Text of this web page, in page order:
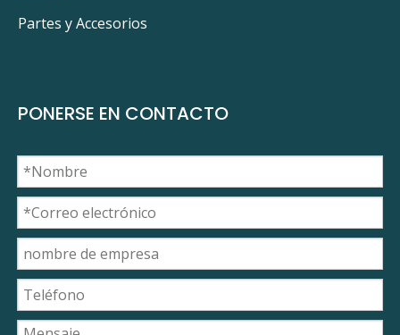
Partes y Accesorios
PONERSE EN CONTACTO